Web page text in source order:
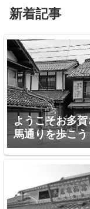
新着記事
ようこそお多
馬通りを歩こう